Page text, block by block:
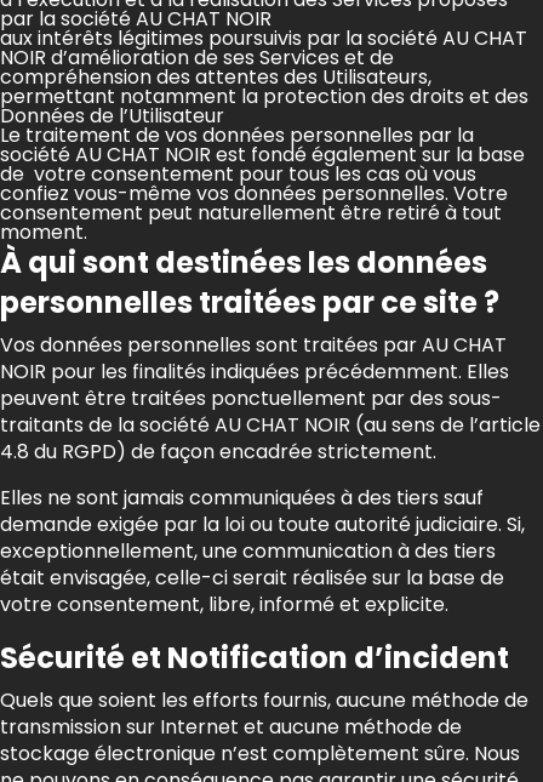
par la société AU CHAT NOIR
aux intérêts légitimes poursuivis par la société AU CHAT
NOIR d’amélioration de ses Services et de
compréhension des attentes des Utilisateurs,
permettant notamment la protection des droits et des
Données de l’Utilisateur
Le traitement de vos données personnelles par la
société AU CHAT NOIR est fondé également sur la base
de votre consentement pour tous les cas où vous
confiez vous-même vos données personnelles. Votre
consentement peut naturellement être retiré à tout
moment.
À qui sont destinées les données
personnelles traitées par ce site ?
Vos données personnelles sont traitées par AU CHAT
NOIR pour les finalités indiquées précédemment. Elles
peuvent être traitées ponctuellement par des sous-
traitants de la société AU CHAT NOIR (au sens de l’article
4.8 du RGPD) de façon encadrée strictement.
Elles ne sont jamais communiquées à des tiers sauf
demande exigée par la loi ou toute autorité judiciaire. Si,
exceptionnellement, une communication à des tiers
était envisagée, celle-ci serait réalisée sur la base de
votre consentement, libre, informé et explicite.
Sécurité et Notification d’incident
Quels que soient les efforts fournis, aucune méthode de
transmission sur Internet et aucune méthode de
stockage électronique n’est complètement sûre. Nous